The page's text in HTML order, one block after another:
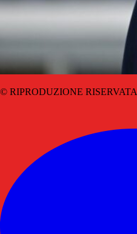
© RIPRODUZIONE RISERVATA